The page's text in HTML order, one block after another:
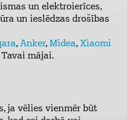
un elektroierīces,
un ieslēdzas drošības
, Anker, Midea, Xiaomi
mājai.
ja vēlies vienmēr būt